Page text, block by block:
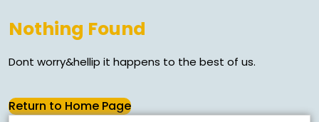
Nothing Found
Dont worry&hellip it happens to the best of us.
Return to Home Page